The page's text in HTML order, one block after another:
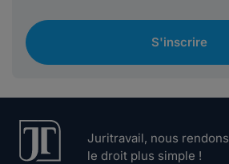
S'inscrire
Juritravail, nous rendons
le droit plus simple !